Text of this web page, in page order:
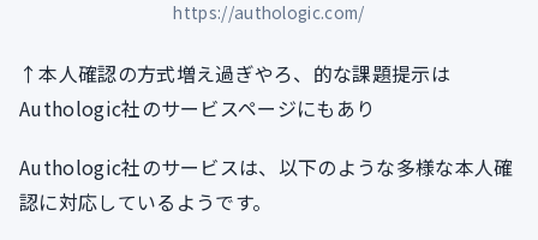
https://authologic.com/
↑本人確認の方式増え過ぎやろ、的な課題提示は
Authologic社のサービスページにもあり
Authologic社のサービスは、以下のような多様な本人確
認に対応しているようです。